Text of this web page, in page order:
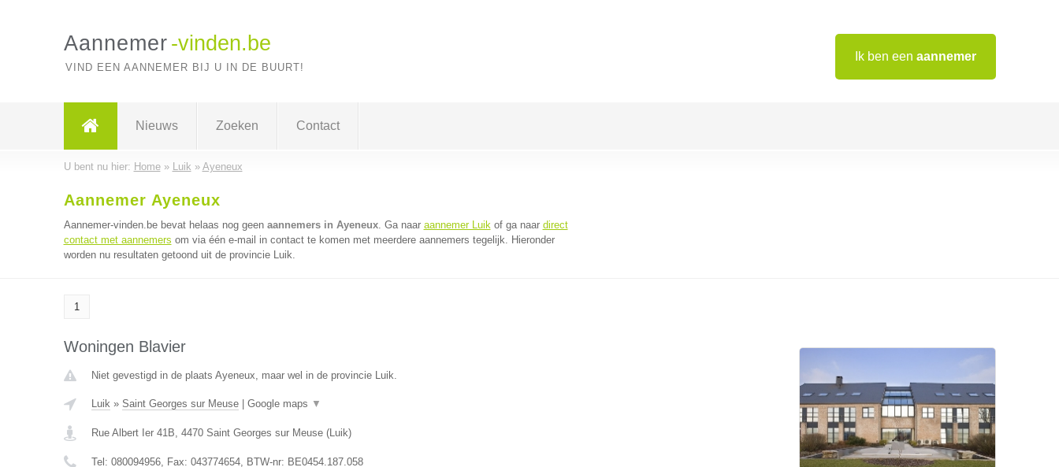
Ik ben een aannemer
Aannemer -vinden.be
VIND EEN AANNEMER BIJ U IN DE BUURT!
Nieuws Zoeken Contact
U bent nu hier: Home» Luik » Ayeneux
Aannemer Ayeneux
Aannemer-vinden.be bevat helaas nog geen aannemers in Ayeneux. Ga naar aannemer Luikof ga naar direct
contact met aannemers om via één e-mail in contact te komen met meerdere aannemers tegelijk. Hieronder
worden nu resultaten getoond uit de provincie Luik.
1
Woningen Blavier
Niet gevestigd in de plaats Ayeneux, maar wel in de provincie Luik.
Luik» Saint Georges sur Meuse| Google maps ▼
Rue Albert Ier 41B, 4470 Saint Georges sur Meuse(Luik)
Tel: 080094956, Fax: 043774654, BTW-nr: BE0454.187.058